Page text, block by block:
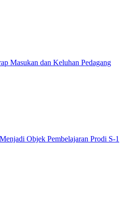
Masukan dan Keluhan Pedagang
Objek Pembelajaran Prodi S-1